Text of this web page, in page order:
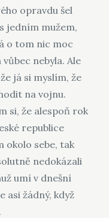
opravdu šel
jedním mužem,
o tom nic moc
nebyla. Ale
já si myslím, že
na vojnu.
si, že alespoň rok
republice
okolo sebe, tak
nedokázali
umí v dnešní
asi žádný, když